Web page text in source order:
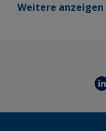
Weitere anzeigen